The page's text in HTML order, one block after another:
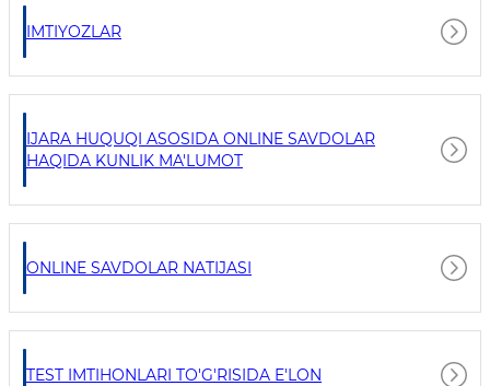
IMTIYOZLAR
IJARA HUQUQI ASOSIDA ONLINE SAVDOLAR
HAQIDA KUNLIK MA'LUMOT
ONLINE SAVDOLAR NATIJASI
TEST IMTIHONLARI TO'G'RISIDA E'LON